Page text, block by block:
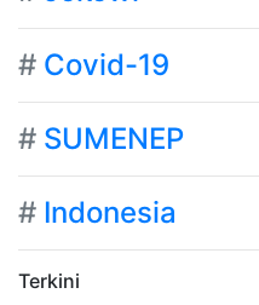
# Covid-19
# SUMENEP
# Indonesia
Terkini